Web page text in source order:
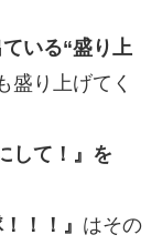
ている“盛り上
盛り上げてく
して！』を
！！』 はその